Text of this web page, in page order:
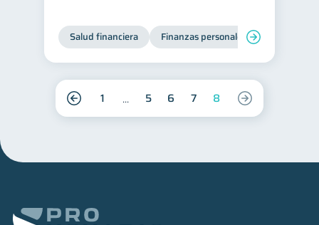
Salud financiera Finanzas personales
1 5 6 7 8